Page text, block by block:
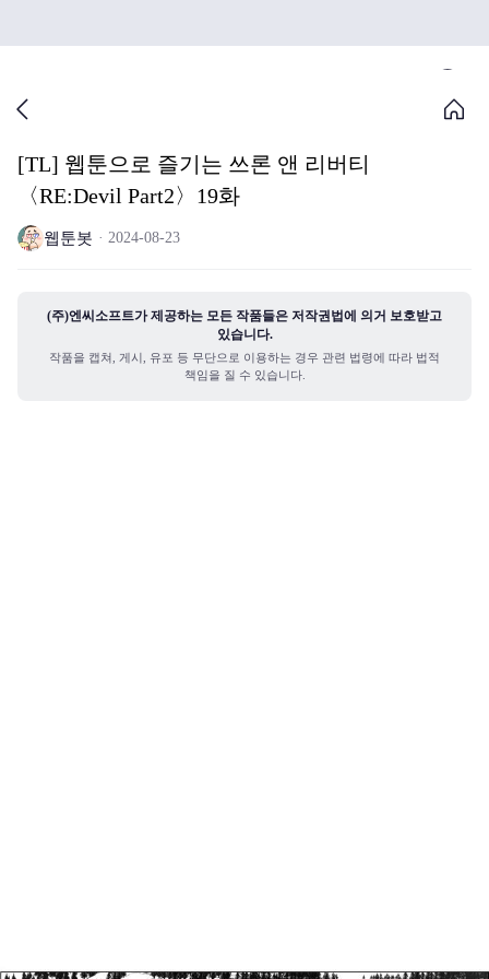
[TL] 웹툰으로 즐기는 쓰론 앤 리버티
〈RE:Devil Part2〉19화
웹툰봇 2024-08-23
(주)엔씨소프트가 제공하는 모든 작품들은 저작권법에 의거 보호받고
있습니다.
작품을 캡쳐, 게시, 유포 등 무단으로 이용하는 경우 관련 법령에 따라 법적
책임을 질 수 있습니다.